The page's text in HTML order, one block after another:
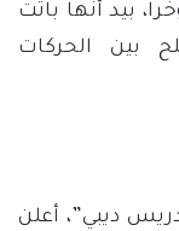
بيد أنها باتت
بين الحركات
ديبي”، أعلن